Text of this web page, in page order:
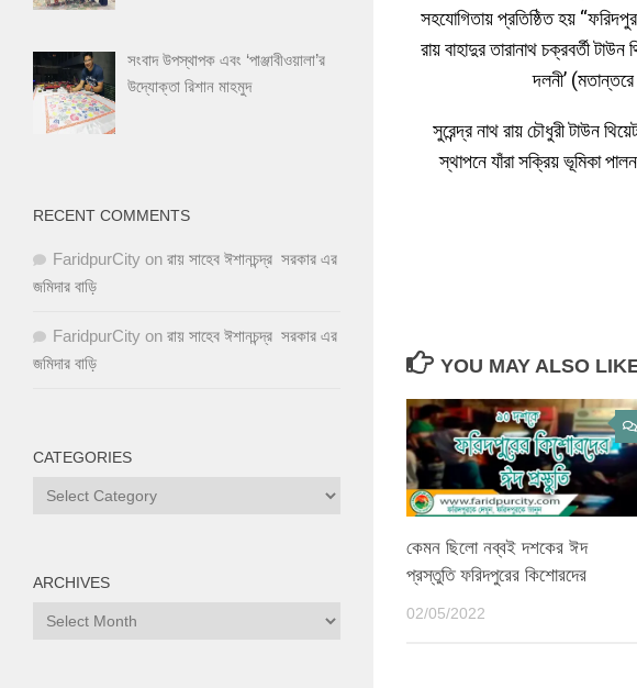
সহযোগিতায় প্রতিষ্ঠিত হয়
রায় বাহাদুর তারানাথ চক্রবর্তী
দলনী’
সুরেন্দ্র নাথ রায় চৌধুরী টাউন
স্থাপনে যাঁরা সক্রিয় ভূমিকা
YOU MAY ALSO
কেমন ছিলো নব্বই দশকের ঈদ
প্রস্তুতি ফরিদপুরের কিশোরদের
02/05/2022
সংবাদ উপস্থাপক এবং ‘পাঞ্জাবীওয়ালা’র
উদ্যোক্তা রিশান মাহমুদ
RECENT COMMENTS
FaridpurCity on রায় সাহেব ঈশানচন্দ্র সরকার এর
জমিদার বাড়ি
FaridpurCity on রায় সাহেব ঈশানচন্দ্র সরকার এর
জমিদার বাড়ি
CATEGORIES
ARCHIVES